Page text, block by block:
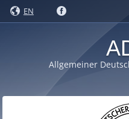
EN
Allgemeiner